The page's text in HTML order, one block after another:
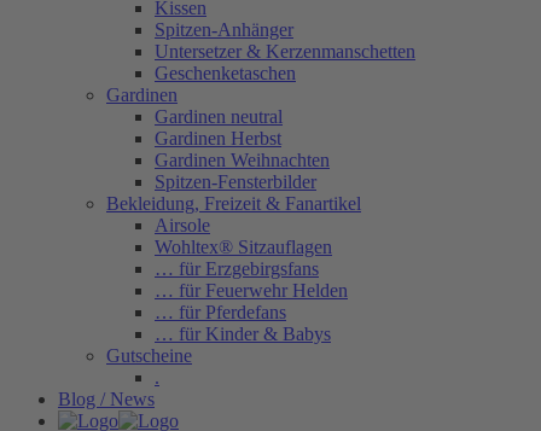
Kissen
Spitzen-Anhänger
Untersetzer & Kerzenmanschetten
Geschenketaschen
Gardinen
Gardinen neutral
Gardinen Herbst
Gardinen Weihnachten
Spitzen-Fensterbilder
Bekleidung, Freizeit & Fanartikel
Airsole
Wohltex® Sitzauflagen
… für Erzgebirgsfans
… für Feuerwehr Helden
… für Pferdefans
… für Kinder & Babys
Gutscheine
.
Blog / News